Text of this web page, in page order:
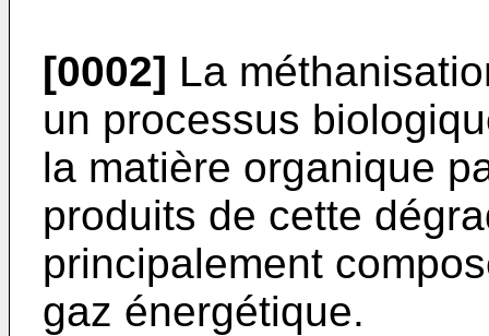
[0002] La
un processus
la matière organique
produits de cette
principalement
gaz énergétique.